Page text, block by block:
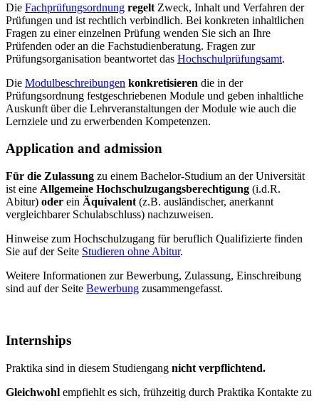
Die Fachprüfungsordnung regelt Zweck, Inhalt und Verfahren der
Prüfungen und ist rechtlich verbindlich. Bei konkreten inhaltlichen
Fragen zu einer einzelnen Prüfung wenden Sie sich an Ihre
Prüfenden oder an die Fachstudienberatung. Fragen zur
Prüfungsorganisation beantwortet das Hochschulprüfungsamt.
Die Modulbeschreibungen konkretisieren die in der
Prüfungsordnung festgeschriebenen Module und geben inhaltliche
Auskunft über die Lehrveranstaltungen der Module wie auch die
Lernziele und zu erwerbenden Kompetenzen.
Application and admission
Für die Zulassung zu einem Bachelor-Studium an der Universität
ist eine Allgemeine Hochschulzugangsberechtigung (i.d.R.
Abitur) oder ein Äquivalent (z.B. ausländischer, anerkannt
vergleichbarer Schulabschluss) nachzuweisen.
Hinweise zum Hochschulzugang für beruflich Qualifizierte finden
Sie auf der Seite Studieren ohne Abitur.
Weitere Informationen zur Bewerbung, Zulassung, Einschreibung
sind auf der Seite Bewerbung zusammengefasst.
Internships
Praktika sind in diesem Studiengang nicht verpflichtend.
Gleichwohl empfiehlt es sich, frühzeitig durch Praktika Kontakte zu